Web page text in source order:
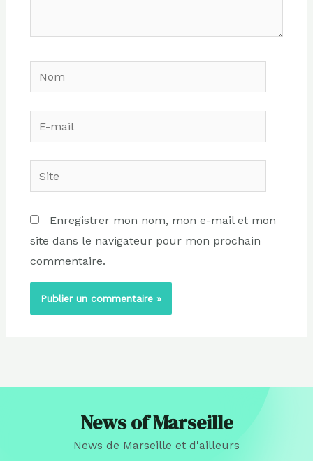
Nom
E-
mail
Site
Enregistrer mon nom, mon e-mail et mon
site dans le navigateur pour mon prochain
commentaire.
News of Marseille
News de Marseille et d'ailleurs